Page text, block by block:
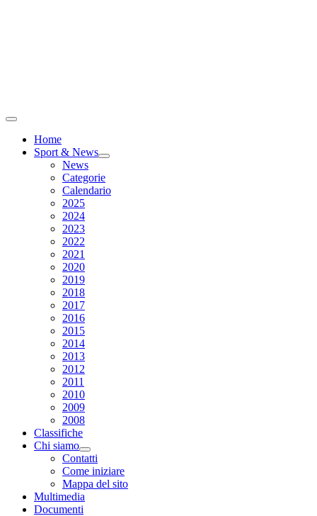
Home
Sport & News
News
Categorie
Calendario
2025
2024
2023
2022
2021
2020
2019
2018
2017
2016
2015
2014
2013
2012
2011
2010
2009
2008
Classifiche
Chi siamo
Contatti
Come iniziare
Mappa del sito
Multimedia
Documenti